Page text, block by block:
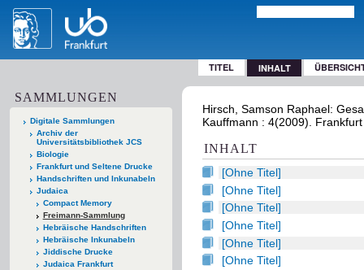
TITEL INHALT
SAMMLUNGEN
Digitale Sammlungen
Archiv der
Universitätsbibliothek JCS
Biologie
Frankfurt und Seltene Drucke
Handschriften und Inkunabeln
Judaica
Compact Memory
Freimann-Sammlung
Hebräische Handschriften
Hebräische Inkunabeln
Jiddische Drucke
Judaica Frankfurt
Hirsch, Samson Raphael:
Kauffmann : 4(2009).
INHALT
[Ohne Titel]
[Ohne Titel]
[Ohne Titel]
[Ohne Titel]
[Ohne Titel]
[Ohne Titel]